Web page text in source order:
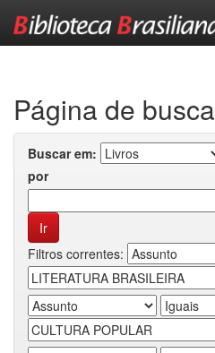
Página de busca
Buscar em:
por
Filtros correntes: